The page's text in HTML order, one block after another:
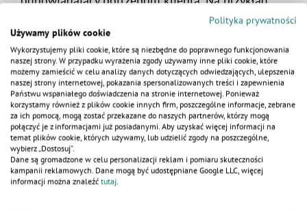
można wyodrębnić w nich oddzielną część dla
kobiet i mężczyzn, jak również zamówić osobny
kontener dopasowany do potrzeb osób
niepełnosprawnych.
Kontenery to rozwiązanie tanie, ekonomiczne
i niezwykle wydajne. Dzięki możliwości ich
transportowania, wykonawcy budowy mogą
z powodzeniem przewozić swoje sprzęty
na kolejne miejsca. To stosunkowo tania
i niezwykle opłacalna inwestycja zarówno
w formie kupna, jak i wynajmu. Są funkcjonalne
KALKULATOR
Polityka prywatności
Używamy plików cookie
Wykorzystujemy pliki cookie, które są niezbędne do poprawnego funkcjonowania
naszej strony. W przypadku wyrażenia zgody używamy inne pliki cookie, które
możemy zamieścić w celu analizy danych dotyczących odwiedzających, ulepszenia
naszej strony internetowej, pokazania spersonalizowanych treści i zapewnienia
Państwu wspaniałego doświadczenia na stronie internetowej. Ponieważ
korzystamy również z plików cookie innych firm, poszczególne informacje, zebrane
za ich pomocą, mogą zostać przekazane do naszych partnerów, którzy mogą
połączyć je z informacjami już posiadanymi. Aby uzyskać więcej informacji na
temat plików cookie, których używamy, lub udzielić zgody na poszczególne,
wybierz „Dostosuj”.
Dane są gromadzone w celu personalizacji reklam i pomiaru skuteczności
kampanii reklamowych. Dane mogą być udostępniane Google LLC, więcej
informacji można znaleźć tutaj.